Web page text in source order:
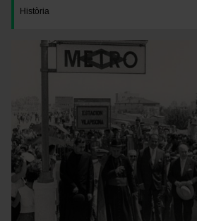
Història
Imatge